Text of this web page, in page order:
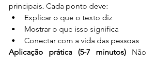
principais. Cada ponto deve:
Explicar o que o texto diz
Mostrar o que isso significa
Conectar com a vida das pessoas
Aplicação prática (5-7 minutos) Não